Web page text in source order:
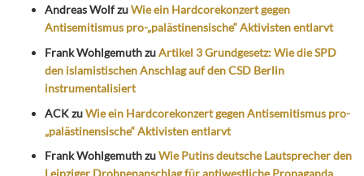
Andreas WolfzuWie ein Hardcorekonzert gegen
Antisemitismus pro-„palästinensische“ Aktivisten entlarvt
Frank WohlgemuthzuArtikel 3 Grundgesetz: Wie die SPD
den islamistischen Anschlag auf den CSD Berlin
instrumentalisiert
ACKzuWie ein Hardcorekonzert gegen Antisemitismus pro-
„palästinensische“ Aktivisten entlarvt
Frank WohlgemuthzuWie Putins deutsche Lautsprecher den